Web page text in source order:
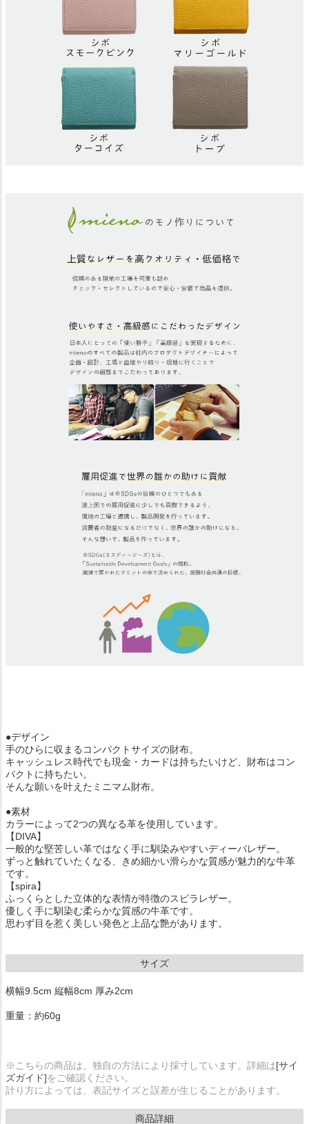
●デザイン
手のひらに収まるコンパクトサイズの財布。
キャッシュレス時代でも現金・カードは持ちたいけど、財布はコン
パクトに持ちたい。
そんな願いを叶えたミニマム財布。
●素材
カラーによって2つの異なる革を使用しています。
【DIVA】
一般的な堅苦しい革ではなく手に馴染みやすいディーバレザー。
ずっと触れていたくなる、きめ細かい滑らかな質感が魅力的な牛革
です。
【spira】
ふっくらとした立体的な表情が特徴のスピラレザー。
優しく手に馴染む柔らかな質感の牛革です。
思わず目を惹く美しい発色と上品な艶があります。
サイズ
横幅9.5cm 縦幅8cm 厚み2cm
重量：約60g
※こちらの商品は、独自の方法により採寸しています。詳細は[サイ
ズガイド]をご確認ください。
計り方によっては、表記サイズと誤差が生じることがあります。
商品詳細